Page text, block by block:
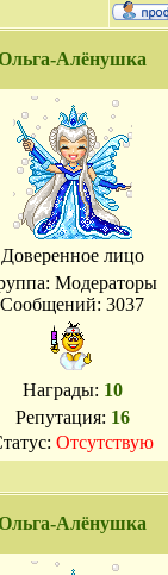
Алёнушка
Доверенное лицо
Модераторы
Сообщений: 3037
Награды: 10
Репутация: 16
Отсутствую
Алёнушка